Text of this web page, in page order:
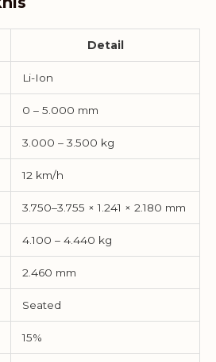
Detail
Li-Ion
0 – 5.000 mm
3.000 – 3.500 kg
12 km/h
3.750–3.755 × 1.241 × 2.180 mm
4.100 – 4.440 kg
2.460 mm
Seated
15%